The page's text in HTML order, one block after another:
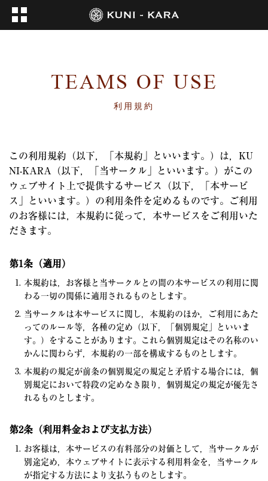
TEAMS OF USE
利用規約
この利用規約（以下，「本規約」といいます。）は，KU
NI-KARA（以下，「当サークル」といいます。）がこの
ウェブサイト上で提供するサービス（以下，「本サービ
ス」といいます。）の利用条件を定めるものです。ご利用
のお客様には，本規約に従って，本サービスをご利用いた
だきます。
第1条（適用）
本規約は，お客様と当サークルとの間の本サービスの利用に関
わる一切の関係に適用されるものとします。
当サークルは本サービスに関し，本規約のほか，ご利用にあた
ってのルール等，各種の定め（以下，「個別規定」といいま
す。）をすることがあります。これら個別規定はその名称のい
かんに関わらず，本規約の一部を構成するものとします。
本規約の規定が前条の個別規定の規定と矛盾する場合には，個
別規定において特段の定めなき限り，個別規定の規定が優先さ
れるものとします。
第2条（利用料金および支払方法）
お客様は，本サービスの有料部分の対価として，当サークルが
別途定め，本ウェブサイトに表示する利用料金を，当サークル
が指定する方法により支払うものとします。